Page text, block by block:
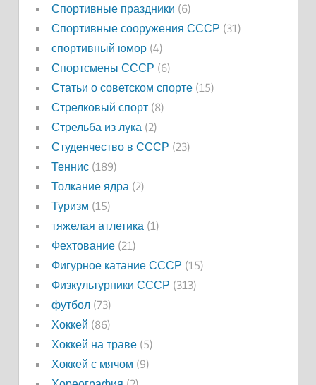
Спортивные праздники (6)
Спортивные сооружения СССР (31)
спортивный юмор(4)
Спортсмены СССР (6)
Статьи о советском спорте(15)
Стрелковый спорт(8)
Стрельба из лука (2)
Студенчество в СССР (23)
Теннис(189)
Толкание ядра (2)
Туризм (15)
тяжелая атлетика (1)
Фехтование(21)
Фигурное катание СССР (15)
Физкультурники СССР (313)
футбол(73)
Хоккей (86)
Хоккей на траве(5)
Хоккей с мячом (9)